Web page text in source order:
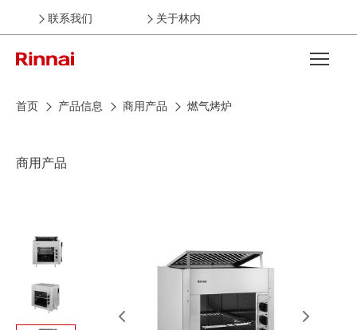
联系我们 关于林内
Open the
首页 产品信息 商用产品 燃气烤炉
商用产品